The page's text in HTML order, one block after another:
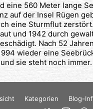
eine 560 Meter lange
auf der Insel Rügen
eine Sturmflut
und 1942 durch
Nach 52
wieder eine
sie steht noch immer.
Kategorien Blog-